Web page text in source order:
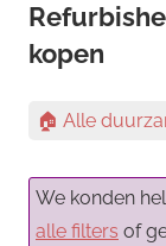
kopen
🏠 Alle
We konden
alle filters of